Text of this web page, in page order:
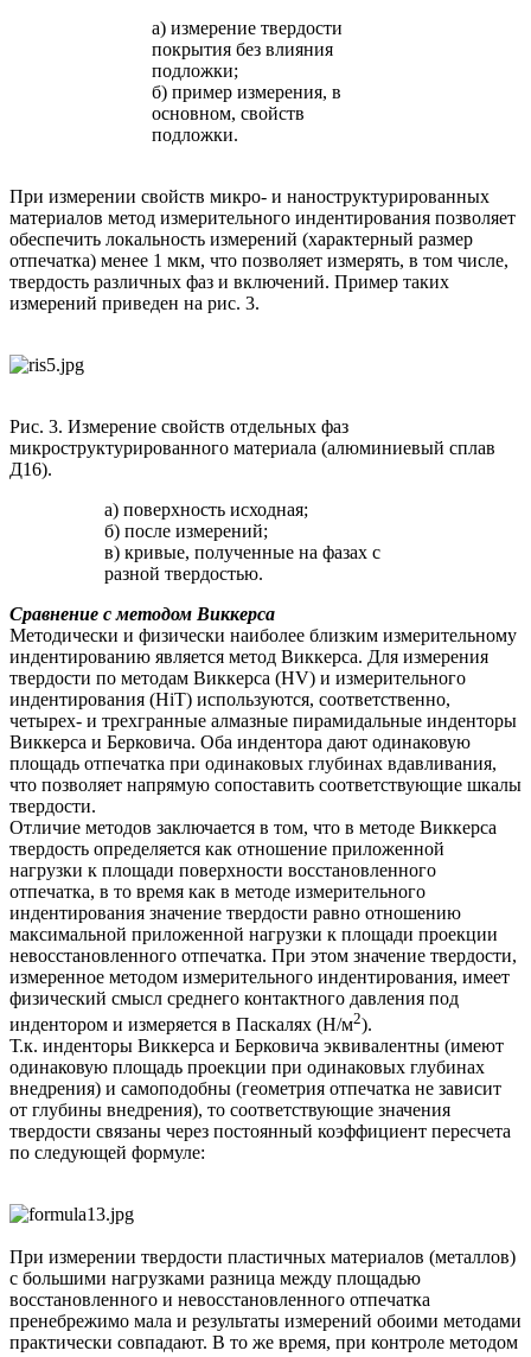
а) измерение твердости
покрытия без влияния
подложки;
б) пример измерения, в
основном, свойств
подложки.
При измерении свойств микро- и наноструктурированных
материалов метод измерительного индентирования позволяет
обеспечить локальность измерений (характерный размер
отпечатка) менее 1 мкм, что позволяет измерять, в том числе,
твердость различных фаз и включений. Пример таких
измерений приведен на рис. 3.
Рис. 3. Измерение свойств отдельных фаз
микроструктурированного материала (алюминиевый сплав
Д16).
а) поверхность исходная;
б) после измерений;
в) кривые, полученные на фазах с
разной твердостью.
Сравнение с методом Виккерса
Методически и физически наиболее близким измерительному
индентированию является метод Виккерса. Для измерения
твердости по методам Виккерса (HV) и измерительного
индентирования (HiT) используются, соответственно,
четырех- и трехгранные алмазные пирамидальные инденторы
Виккерса и Берковича. Оба индентора дают одинаковую
площадь отпечатка при одинаковых глубинах вдавливания,
что позволяет напрямую сопоставить соответствующие шкалы
твердости.
Отличие методов заключается в том, что в методе Виккерса
твердость определяется как отношение приложенной
нагрузки к площади поверхности восстановленного
отпечатка, в то время как в методе измерительного
индентирования значение твердости равно отношению
максимальной приложенной нагрузки к площади проекции
невосстановленного отпечатка. При этом значение твердости,
измеренное методом измерительного индентирования, имеет
физический смысл среднего контактного давления под
индентором и измеряется в Паскалях (Н/м2).
Т.к. инденторы Виккерса и Берковича эквивалентны (имеют
одинаковую площадь проекции при одинаковых глубинах
внедрения) и самоподобны (геометрия отпечатка не зависит
от глубины внедрения), то соответствующие значения
твердости связаны через постоянный коэффициент пересчета
по следующей формуле:
При измерении твердости пластичных материалов (металлов)
с большими нагрузками разница между площадью
восстановленного и невосстановленного отпечатка
пренебрежимо мала и результаты измерений обоими методами
практически совпадают. В то же время, при контроле методом